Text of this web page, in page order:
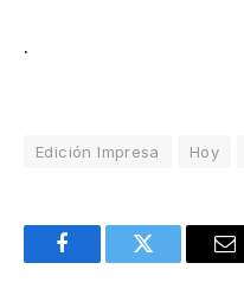
.
Edición Impresa Hoy
FacebookTwitter